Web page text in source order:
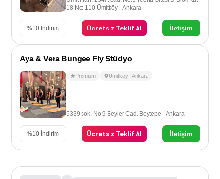
18 No: 110 Ümitköy - Ankara
%10 İndirim Ücretsiz Teklif Al İletişim
Aya & Vera Bungee Fly Stüdyo
Premium Ümitköy ,Ankara
5339 sok. No:9 Beyler Cad. Beytepe - Ankara
%10 İndirim Ücretsiz Teklif Al İletişim